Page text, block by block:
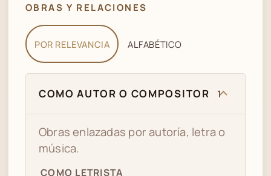
OBRAS Y RELACIONES
POR RELEVANCIA ALFABÉTICO
COMO AUTOR O COMPOSITOR 1
Obras enlazadas por autoría, letra o
música.
COMO LETRISTA